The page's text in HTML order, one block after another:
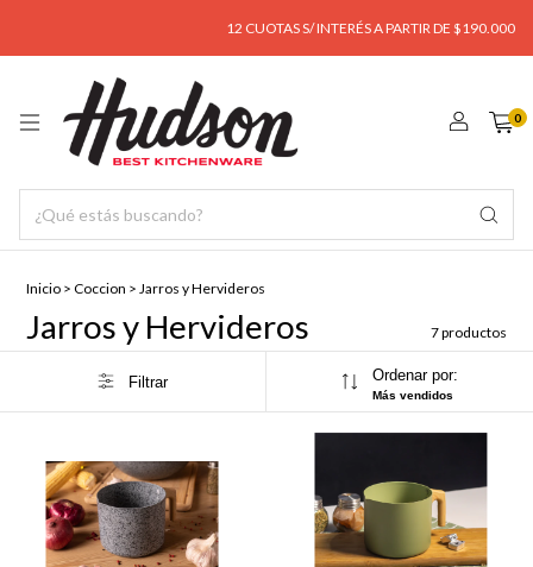
12 CUOTAS S/ INTERÉS A PARTIR DE $190.000
0
Inicio > Coccion > Jarros y Hervideros
Jarros y Hervideros 7 productos
Filtrar Ordenar por:
Más vendidos